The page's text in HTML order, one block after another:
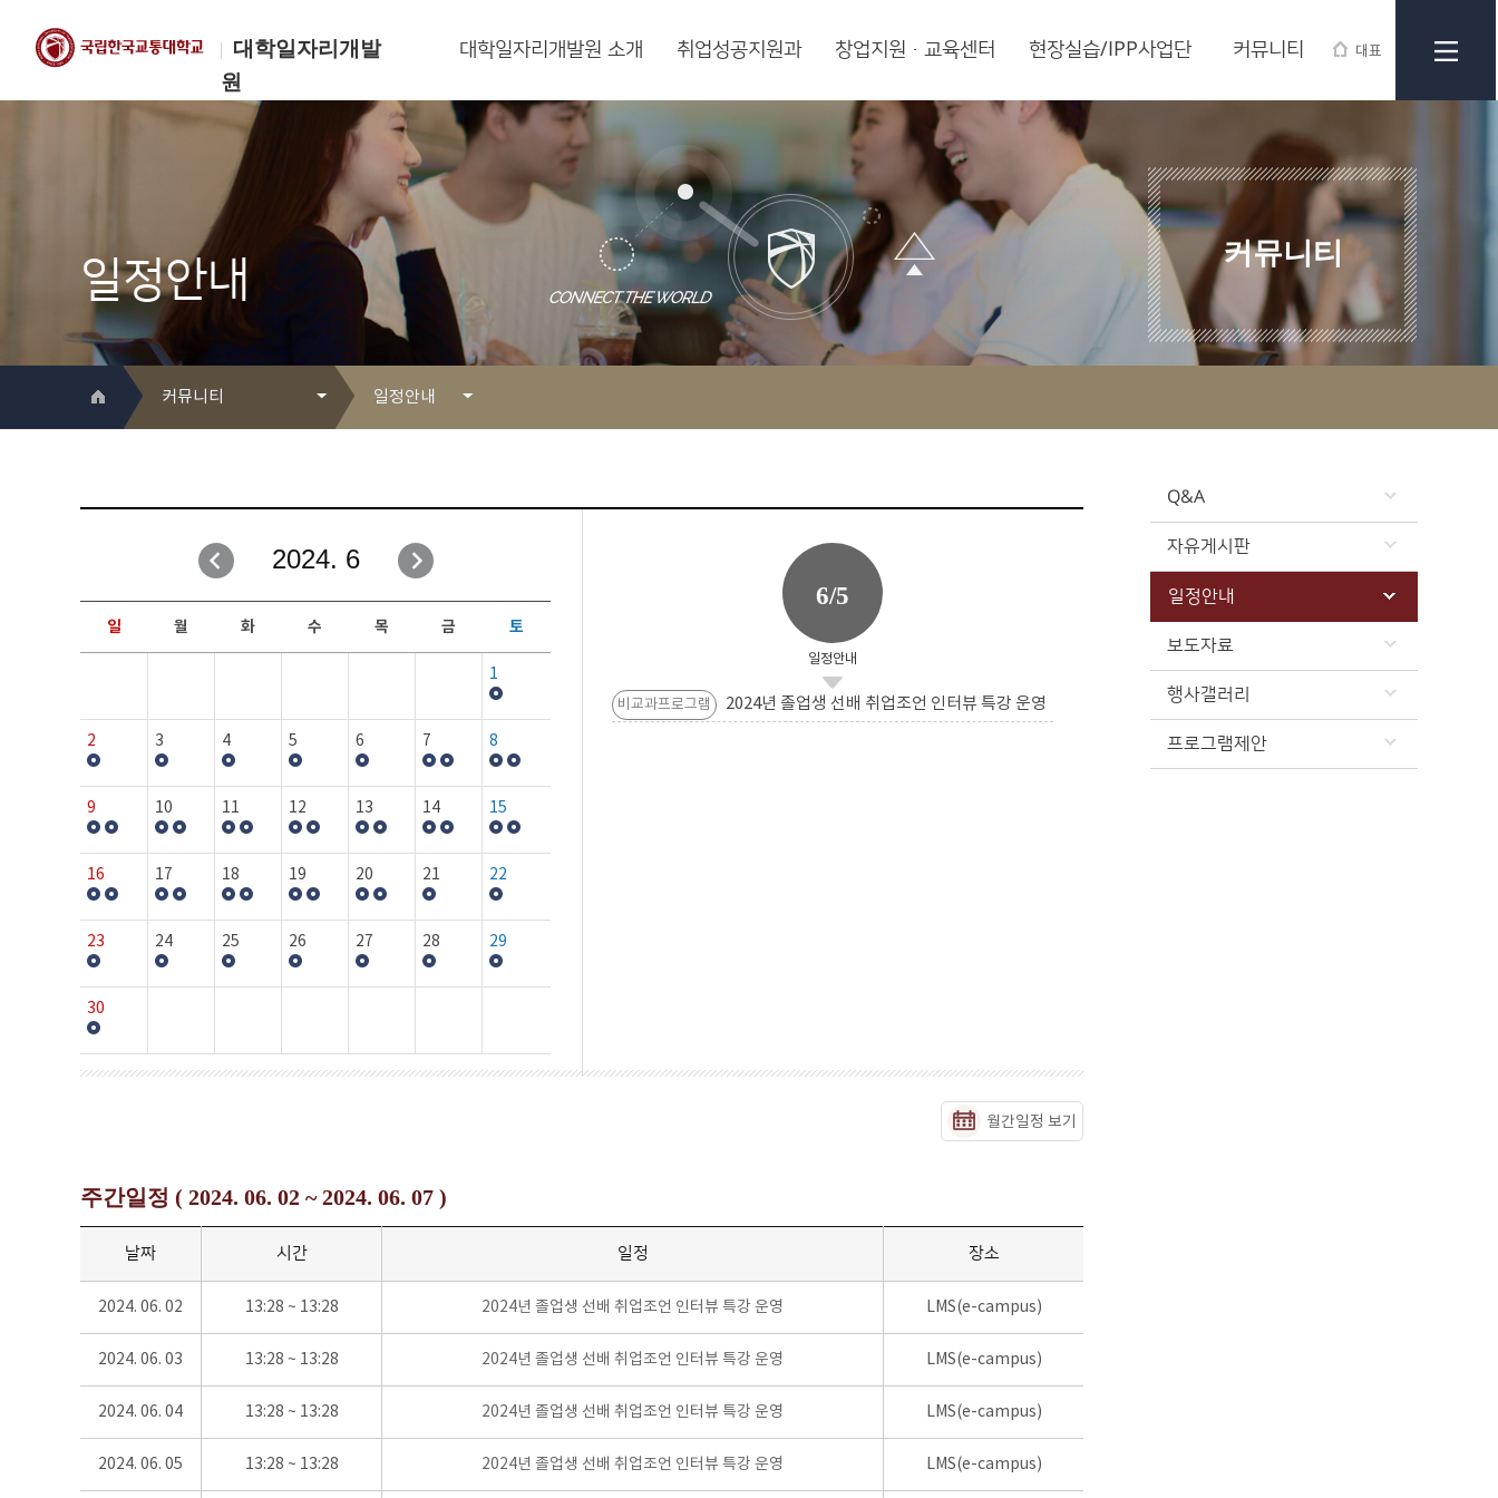
대학일자리개발
원
대표
한국교통대학교
대학일자리개발원
대학일자리개발원 소개 취업성공지원과 창업지원·교육센터 현장실습/IPP사업단 커뮤니티
일정안내
커뮤니티
커뮤니티
취업성공지원과
창업지원·교육센터
현장실습/IPP사업단
커뮤니티
일정안내
자유게시판
일정안내
보도자료
행사갤러리
Q&A
자유게시판
일정안내
보도자료
행사갤러리
프로그램제안
2024. 6
일 월 화 수 목 금 토
1
2 3 4 5 6 7 8
9 10 11 12 13 14 15
16 17 18 19 20 21 22
23 24 25 26 27 28 29
30
6/5
일정안내
비교과프로그램 2024년 졸업생 선배 취업조언 인터뷰 특강 운영
월간일정 보기
주간일정 ( 2024. 06. 02 ~ 2024. 06. 07 )
날짜 시간 일정 장소
2024. 06. 02 13:28 ~ 13:28 2024년 졸업생 선배 취업조언 인터뷰 특강 운영 LMS(e-campus)
2024. 06. 03 13:28 ~ 13:28 2024년 졸업생 선배 취업조언 인터뷰 특강 운영 LMS(e-campus)
2024. 06. 04 13:28 ~ 13:28 2024년 졸업생 선배 취업조언 인터뷰 특강 운영 LMS(e-campus)
2024. 06. 05 13:28 ~ 13:28 2024년 졸업생 선배 취업조언 인터뷰 특강 운영 LMS(e-campus)